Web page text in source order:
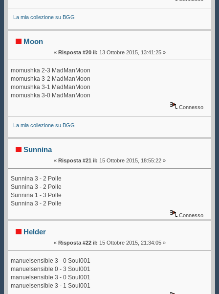
La mia collezione su BGG
Moon
« Risposta #20 il: 13 Ottobre 2015, 13:41:25 »
momushka 2-3 MadManMoon
momushka 3-2 MadManMoon
momushka 3-1 MadManMoon
momushka 3-0 MadManMoon
Connesso
La mia collezione su BGG
Sunnina
« Risposta #21 il: 15 Ottobre 2015, 18:55:22 »
Sunnina 3 - 2 Polle
Sunnina 3 - 2 Polle
Sunnina 1 - 3 Polle
Sunnina 3 - 2 Polle
Connesso
Helder
« Risposta #22 il: 15 Ottobre 2015, 21:34:05 »
manuelsensible 3 - 0 Soul001
manuelsensible 0 - 3 Soul001
manuelsensible 3 - 0 Soul001
manuelsensible 3 - 1 Soul001